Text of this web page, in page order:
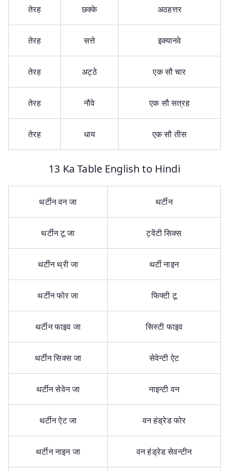
तेरह छक्के अठहत्तर
तेरह सत्ते इक्यानवे
तेरह अट्ठे एक सौ चार
तेरह नौवे एक सौ सत्रह
तेरह धाय एक सौ तीस
13 Ka Table English to Hindi
थर्टीन वन जा थर्टीन
थर्टीन टू जा ट्वेंटी सिक्स
थर्टीन थ्री जा थर्टी नाइन
थर्टीन फोर जा फिफ्टी टू
थर्टीन फाइव जा सिस्टी फाइव
थर्टीन सिक्स जा सेवेन्टी ऐट
थर्टीन सेवेन जा नाइन्टी वन
थर्टीन ऐट जा वन हंड्रेड फोर
थर्टीन नाइन जा वन हंड्रेड सेवन्टीन